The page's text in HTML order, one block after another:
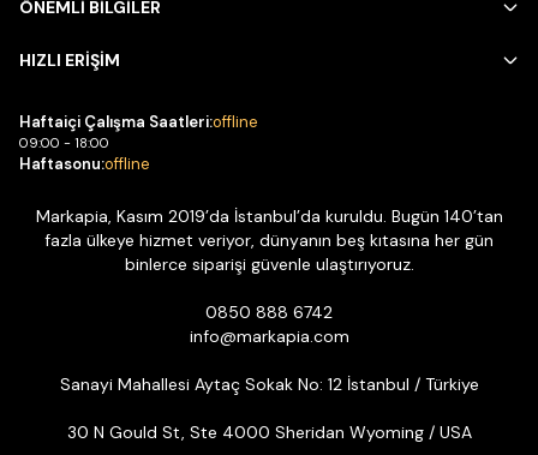
ÖNEMLİ BİLGİLER
HIZLI ERİŞİM
Haftaiçi Çalışma Saatleri:offline
09:00 - 18:00
Haftasonu:offline
Markapia, Kasım 2019’da İstanbul’da kuruldu. Bugün 140’tan
fazla ülkeye hizmet veriyor, dünyanın beş kıtasına her gün
binlerce siparişi güvenle ulaştırıyoruz.
0850 888 6742
info@markapia.com
Sanayi Mahallesi Aytaç Sokak No: 12 İstanbul / Türkiye
30 N Gould St, Ste 4000 Sheridan Wyoming / USA